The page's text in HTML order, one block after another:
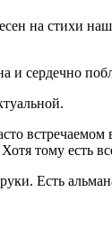
на стихи
и сердечно
тому есть
Есть